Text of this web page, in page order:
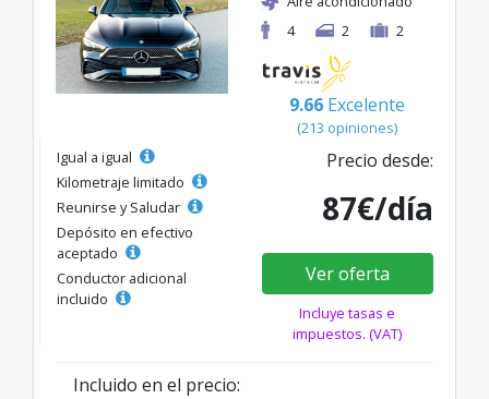
4
2 2
9.66 Excelente
(213 opiniones)
Igual a igual
Kilometraje limitado
Reunirse y Saludar
Depósito en efectivo
aceptado
Conductor adicional
incluido
Precio desde:
87€/día
Ver oferta
Incluye tasas e
impuestos. (VAT)
Incluido en el precio: